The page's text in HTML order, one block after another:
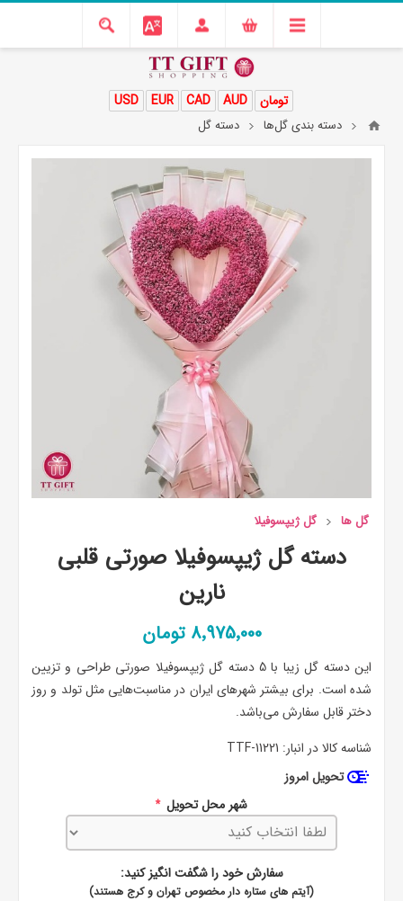
USD EUR CAD AUD تومان
دسته بندی گل‌ها دسته گل
گل ها گل ژیپسوفیلا
دسته گل ژیپسوفیلا صورتی قلبی
نارین
8٬975٬000 تومان
این دسته گل زیبا با 5 دسته گل ژیپسوفیلا صورتی طراحی و تزیین
شده است. برای بیشتر شهرهای ایران در مناسبت‌هایی مثل تولد و روز
دختر قابل سفارش می‌باشد.
شناسه کالا در انبار: TTF-11221
تحویل امروز
شهر محل تحویل *
سفارش خود را شگفت انگیز کنید:
(آیتم های ستاره دار مخصوص تهران و کرج هستند)